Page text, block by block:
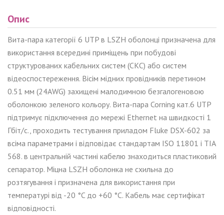
Опис
Вита-пара категорії 6 UTP в LSZH оболонці призначена для
використання всередині приміщень при побудові
структурованих кабельних систем (СКС) або систем
відеоспостереження. Вісім мідних провідників перетином
0.51 мм (24AWG) захищені малодимною безгалогеновою
оболонкою зеленого кольору. Вита-пара Corning кат.6 UTP
підтримує підключення до мережі Ethernet на швидкості 1
Гбіт/с., проходить тестування приладом Fluke DSX-602 за
всіма параметрами і відповідає стандартам ISO 11801 і TIA
568. в центральній частині кабелю знаходиться пластиковий
сепаратор. Міцна LSZH оболонка не схильна до
розтягування і призначена для використання при
температурі від -20 °C до +60 °C. Кабель має сертифікат
відповідності.